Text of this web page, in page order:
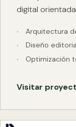
digital
Arquitectura
Diseño
Optimización
Visitar